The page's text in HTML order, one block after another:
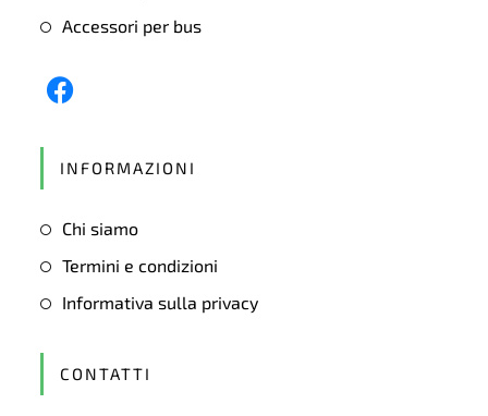
Accessori per bus
tab
INFORMAZIONI
Chi siamo
Termini e condizioni
Informativa sulla privacy
CONTATTI